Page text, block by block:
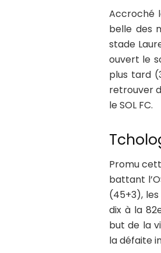
Accroché
belle des
stade
ouvert le
plus tard
retrouver
le SOL FC.
Promu
battant
(45+3),
dix à la
but de la
la défaite